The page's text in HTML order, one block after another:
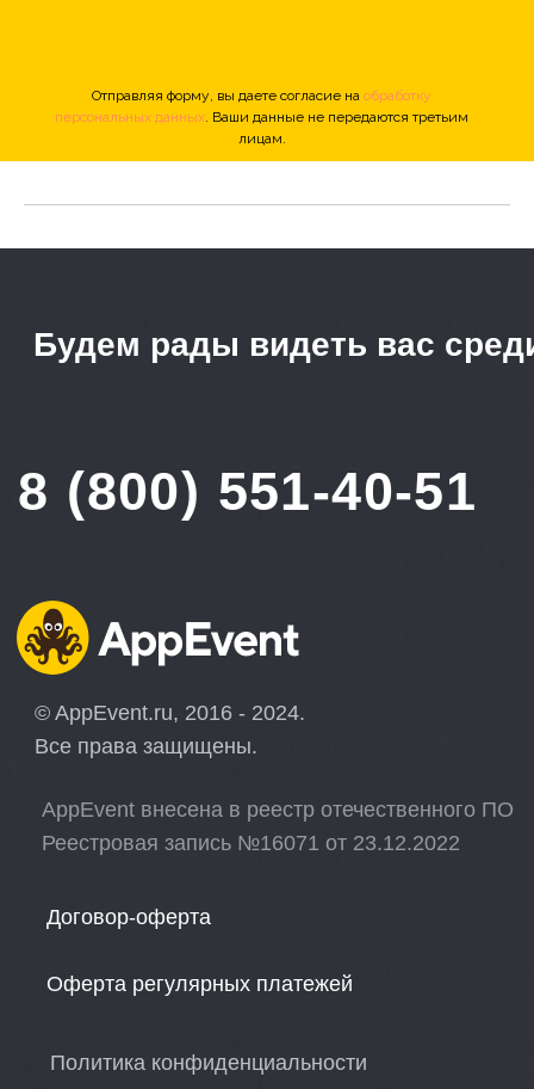
Отправляя форму, вы даете согласие на обработку
персональных данных. Ваши данные не передаются третьим
лицам.